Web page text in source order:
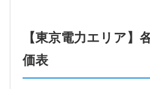
【東京電力エリア】
価表